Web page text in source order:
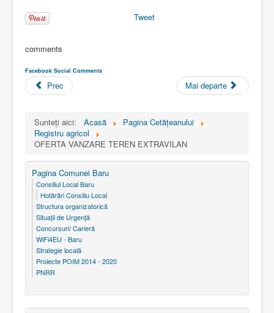
Tweet
comments
Facebook Social Comments
Prec Mai departe
Sunteți aici: Acasă
Pagina Cetăţeanului
Registru agricol
OFERTA VANZARE TEREN EXTRAVILAN
Pagina Comunei Baru
Consiliul Local Baru
Hotărâri Consiliu Local
Structura organizatorică
Situaţii de Urgenţă
Concursuri/ Carieră
WiFi4EU - Baru
Strategie locală
Proiecte POIM 2014 - 2020
PNRR